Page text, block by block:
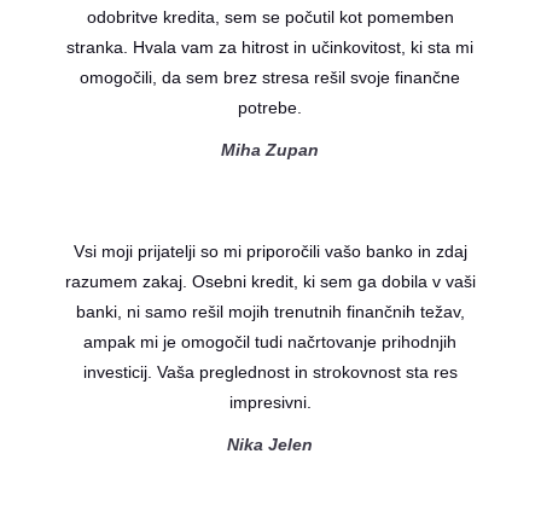
odobritve kredita, sem se počutil kot pomemben
stranka. Hvala vam za hitrost in učinkovitost, ki sta mi
omogočili, da sem brez stresa rešil svoje finančne
potrebe.
Miha Zupan
Vsi moji prijatelji so mi priporočili vašo banko in zdaj
razumem zakaj. Osebni kredit, ki sem ga dobila v vaši
banki, ni samo rešil mojih trenutnih finančnih težav,
ampak mi je omogočil tudi načrtovanje prihodnjih
investicij. Vaša preglednost in strokovnost sta res
impresivni.
Nika Jelen